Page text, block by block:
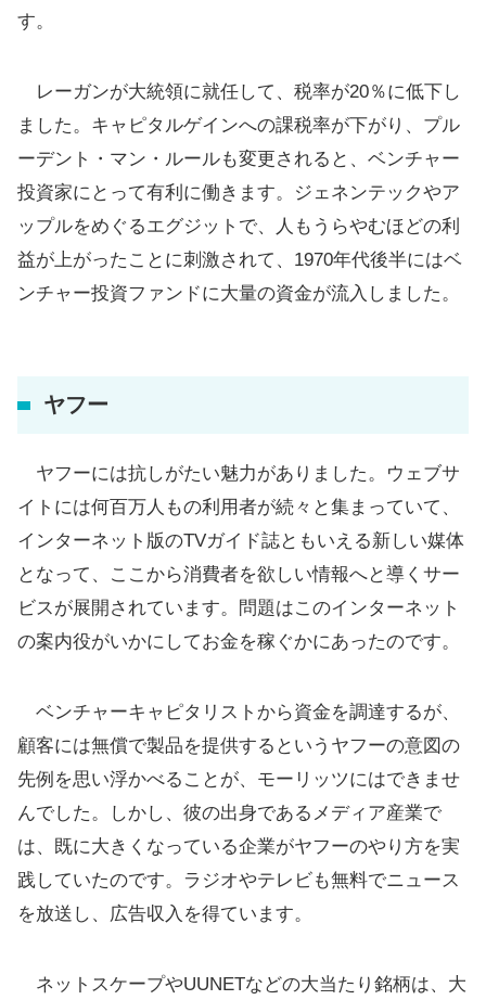
す。
レーガンが大統領に就任して、税率が20％に低下し
ました。キャピタルゲインへの課税率が下がり、プル
ーデント・マン・ルールも変更されると、ベンチャー
投資家にとって有利に働きます。ジェネンテックやア
ップルをめぐるエグジットで、人もうらやむほどの利
益が上がったことに刺激されて、1970年代後半にはベ
ンチャー投資ファンドに大量の資金が流入しました。
ヤフー
ヤフーには抗しがたい魅力がありました。ウェブサ
イトには何百万人もの利用者が続々と集まっていて、
インターネット版のTVガイド誌ともいえる新しい媒体
となって、ここから消費者を欲しい情報へと導くサー
ビスが展開されています。問題はこのインターネット
の案内役がいかにしてお金を稼ぐかにあったのです。
ベンチャーキャピタリストから資金を調達するが、
顧客には無償で製品を提供するというヤフーの意図の
先例を思い浮かべることが、モーリッツにはできませ
んでした。しかし、彼の出身であるメディア産業で
は、既に大きくなっている企業がヤフーのやり方を実
践していたのです。ラジオやテレビも無料でニュース
を放送し、広告収入を得ています。
ネットスケープやUUNETなどの大当たり銘柄は、大